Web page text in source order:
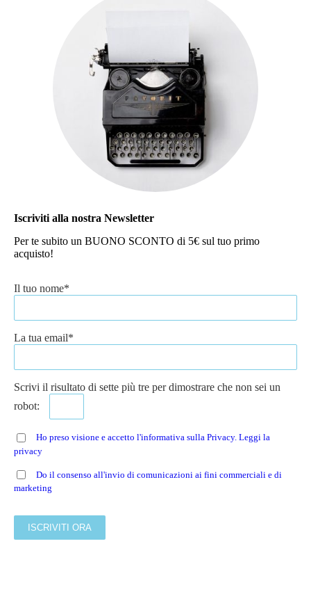
Iscriviti alla nostra Newsletter
Per te subito un BUONO SCONTO di 5€ sul tuo primo
acquisto!
Il tuo nome*
La tua email*
Scrivi il risultato di sette più tre per dimostrare che non sei un
robot:
Ho preso visione e accetto l'informativa sulla Privacy. Leggi la
privacy
Do il consenso all'invio di comunicazioni ai fini commerciali e di
marketing